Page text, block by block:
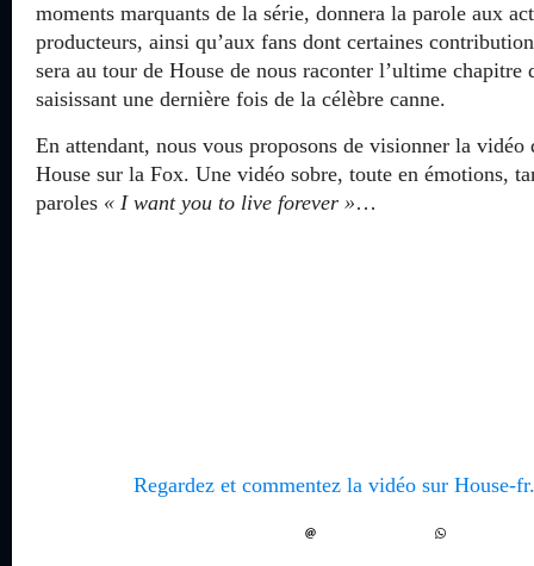
moments marquants de la série, donnera la parole aux
producteurs, ainsi qu’aux fans dont certaines
sera au tour de House de nous raconter l’ultime
saisissant une dernière fois de la célèbre canne.
En attendant, nous vous proposons de visionner la vidéo
House sur la Fox. Une vidéo sobre, toute en émotions,
paroles « I want you to live forever »…
Regardez et commentez la vidéo sur House-